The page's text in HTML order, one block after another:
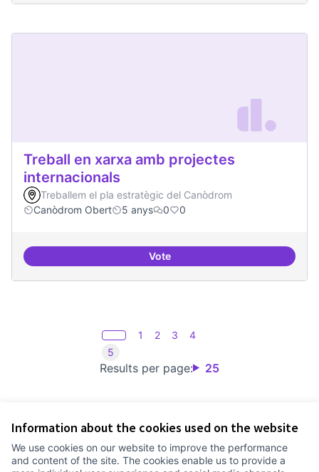
Information about the cookies used on the website
We use cookies on our website to improve the performance
and content of the site. The cookies enable us to provide a
Treball en xarxa amb projectes
internacionals
Treballem el pla estratègic del Canòdrom
Canòdrom Obert
5 anys 0 0
VoteTreball en xarxa amb projectes
Results per page: 25
1 2 3
4
5
Cookie settings
Comunitat Canòdrom at Facebook
(External link)
Comunitat Canòdrom at Instagram
(External link)
Comunitat Canòdrom at YouTube
(External link)
English